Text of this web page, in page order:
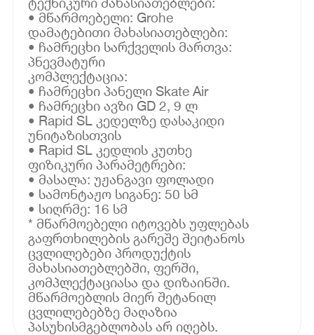
• მწარმოებელი: Grohe
დამატებითი მახასიათებლები:
• ჩამრეცხი სარქველის მართვა:
პნევმატური
კომპლექტაცია:
• ჩამრეცხი პანელი Skate Air
• ჩამრეცხი ავზი GD 2, 9 ლ
• Rapid SL კედელზე დასაკიდი
უნიტაზისთვის
• Rapid SL კედლის კუთხე
ფიზიკური პარამეტრები:
• მასალა: უჟანგავი ფოლადი
• სამონტაჟო სიგანე: 50 სმ
• სიღრმე: 16 სმ
* მწარმოებელი იტოვებს უფლებას
გაფრთხილების გარეშე შეიტანოს
ცვლილებები პროდუქტის
მახასიათებლებში, ფერში,
კომპლექტაციასა და დიზაინში.
მწარმოებლის მიერ შეტანილ
ცვლილებებზე მაღაზია
პასუხისმგებლობას არ იღებს.